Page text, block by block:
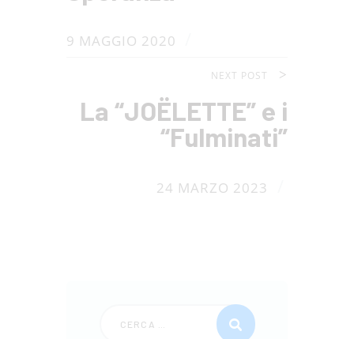
9 MAGGIO 2020
NEXT POST
La “JOËLETTE” e i
“Fulminati”
24 MARZO 2023